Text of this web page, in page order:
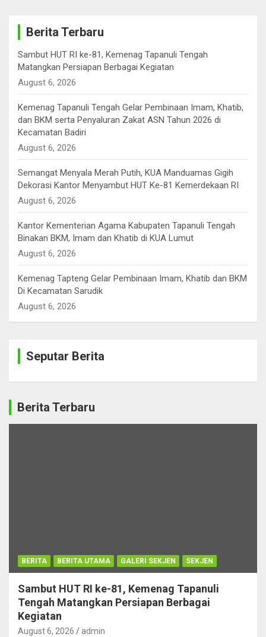
Berita Terbaru
Sambut HUT RI ke-81, Kemenag Tapanuli Tengah
Matangkan Persiapan Berbagai Kegiatan
August 6, 2026
Kemenag Tapanuli Tengah Gelar Pembinaan Imam, Khatib,
dan BKM serta Penyaluran Zakat ASN Tahun 2026 di
Kecamatan Badiri
August 6, 2026
Semangat Menyala Merah Putih, KUA Manduamas Gigih
Dekorasi Kantor Menyambut HUT Ke-81 Kemerdekaan RI
August 6, 2026
Kantor Kementerian Agama Kabupaten Tapanuli Tengah
Binakan BKM, Imam dan Khatib di KUA Lumut
August 6, 2026
Kemenag Tapteng Gelar ‎Pembinaan Imam, Khatib dan BKM
‎Di Kecamatan Sarudik
August 6, 2026
Seputar Berita
Berita Terbaru
BERITA BERITA UTAMA GALERI SEKJEN SEKJEN
Sambut HUT RI ke-81, Kemenag Tapanuli
Tengah Matangkan Persiapan Berbagai
Kegiatan
August 6, 2026 admin